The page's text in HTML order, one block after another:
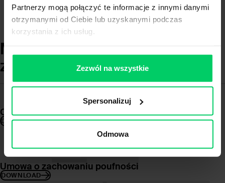
Partnerzy mogą połączyć te informacje z innymi danymi
otrzymanymi od Ciebie lub uzyskanymi podczas
korzystania z ich usług.
Zezwól na wszystkie
Spersonalizuj
Odmowa
Materiały do pobrania – dział
zakupów
Certyfikat ubezpieczenia OC
DOWNLOAD
Code of Conduct
DOWNLOAD
Umowa o zachowaniu poufności
DOWNLOAD